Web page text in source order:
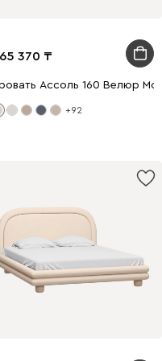
370
Ассоль 160 Велюр
+92